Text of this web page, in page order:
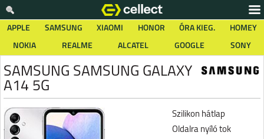
APPLE SAMSUNG XIAOMI HONOR ÓRA KIEG.
HOMEY
NOKIA
REALME ALCATEL GOOGLE SONY
SAMSUNG SAMSUNG GALAXY
A14 5G
Szilikon hátlap
Oldalra nyíló tok